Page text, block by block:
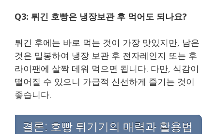
Q3: 튀긴 호빵은 냉장보관 후 먹어도 되나요?
튀긴 후에는 바로 먹는 것이 가장 맛있지만, 남은
것은 밀봉하여 냉장 보관 후 전자레인지 또는 후
라이팬에 살짝 데워 먹으면 됩니다. 다만, 식감이
떨어질 수 있으니 가급적 신선하게 즐기는 것이
좋습니다.
결론: 호빵 튀기기의 매력과 활용법